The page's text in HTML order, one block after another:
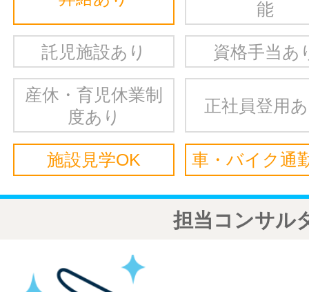
能
託児施設あり 資格手当あ
産休・育児休業制
度あり
正社員登用
施設見学OK 車・バイク通
担当コンサル